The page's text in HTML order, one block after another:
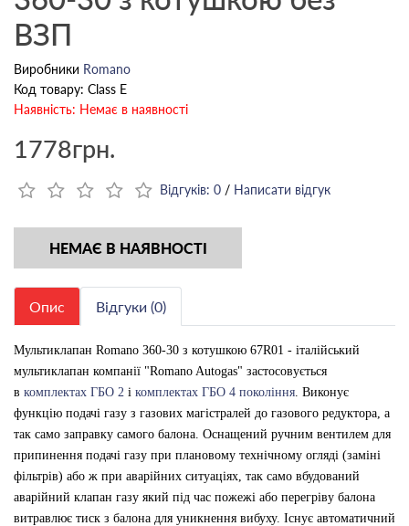
ВЗП
Виробники Romano
Код товару: Class E
Наявність: Немає в наявності
1778грн.
Відгуків: 0 / Написати відгук
НЕМАЄ В НАЯВНОСТІ
Опис Відгуки (0)
Мультиклапан Romano 360-30 з котушкою 67R01 - італійський
мультиклапан компанії "Romano Autogas" застосовується
в комплектах ГБО 2 і комплектах ГБО 4 покоління Виконує
функцію подачі газу з газових магістралей до газового редуктора, а
так само заправку самого балона. Оснащений ручним вентилем для
припинення подачі газу при плановому технічному огляді (заміні
фільтрів) або ж при аварійних ситуаціях, так само вбудований
аварійний клапан газу який під час пожежі або перегріву балона
витравлює тиск з балона для уникнення вибуху. Існує автоматичний